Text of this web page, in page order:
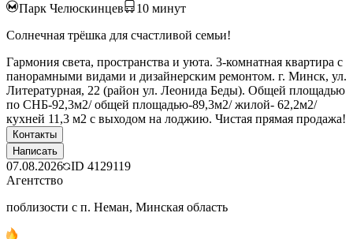
Парк Челюскинцев 10 минут
Солнечная трёшка для счастливой семьи!
Гармония света, пространства и уюта. 3-комнатная квартира с
панорамными видами и дизайнерским ремонтом. г. Минск, ул.
Литературная, 22 (район ул. Леонида Беды). Общей площадью
по СНБ-92,3м2/ общей площадью-89,3м2/ жилой- 62,2м2/
кухней 11,3 м2 с выходом на лоджию. Чистая прямая продажа!
Контакты
Написать
07.08.2026 ID 4129119
Агентство
поблизости с п. Неман, Минская область